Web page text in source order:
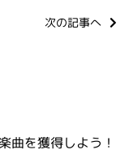
次の記事へ